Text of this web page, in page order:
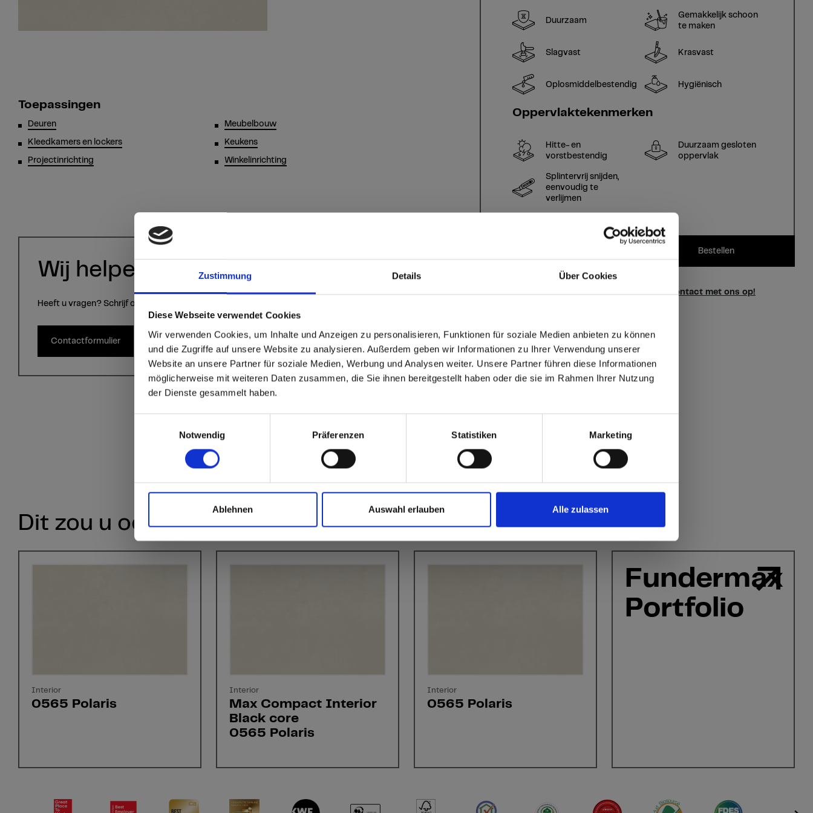
Zustimmung Details Über Cookies
Diese Webseite verwendet Cookies
Wir verwenden Cookies, um Inhalte und Anzeigen zu personalisieren, Funktionen für soziale Medien anbieten zu können
und die Zugriffe auf unsere Website zu analysieren. Außerdem geben wir Informationen zu Ihrer Verwendung unserer
Website an unsere Partner für soziale Medien, Werbung und Analysen weiter. Unsere Partner führen diese Informationen
möglicherweise mit weiteren Daten zusammen, die Sie ihnen bereitgestellt haben oder die sie im Rahmen Ihrer Nutzung
der Dienste gesammelt haben.
Notwendig
Präferenzen Statistiken Marketing
Ablehnen Auswahl erlauben Alle zulassen
sr.modal is not closeable
Are you based in the Verenigde
Staten?
Go to the Fundermax North America website directly from here or discover what Fundermax offers in Europe
and the rest of the world!
Click here to go to the Fundermax North America Website Europe / Rest of the World
Toepassingen
Deuren
Kleedkamers en lockers
Projectinrichting
Meubelbouw
Keukens
Winkelinrichting
Wij helpen u graag!
Heeft u vragen? Schrijf ons via het contactformulier.
Contactformulier
Duurzaam
Gemakkelijk schoon
te maken
Slagvast Krasvast
Oplosmiddelbestendig Hygiënisch
Oppervlaktekenmerken
Hitte- en
vorstbestendig
Duurzaam gesloten
oppervlak
Splintervrij snijden,
eenvoudig te
verlijmen
Bestellen
Neem contact met ons op!
Dit zou u ook kunnen interesseren:
Interior
0565 Polaris
Interior
Max Compact Interior
Black core
0565 Polaris
Interior
0565 Polaris
Fundermax
Portfolio